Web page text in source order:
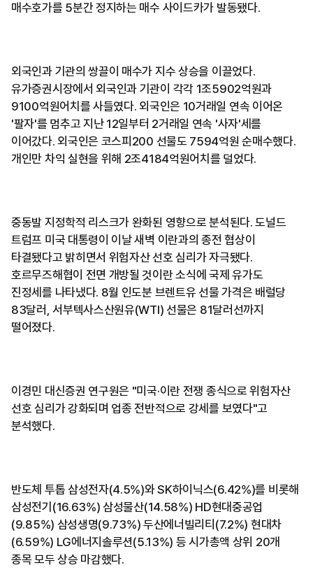
매수호가를 5분간 정지하는 매수 사이드카가 발동됐다.
외국인과 기관의 쌍끌이 매수가 지수 상승을 이끌었다.
유가증권시장에서 외국인과 기관이 각각 1조5902억원과
9100억원어치를 사들였다. 외국인은 10거래일 연속 이어온
'팔자'를 멈추고 지난 12일부터 2거래일 연속 '사자'세를
이어갔다. 외국인은 코스피200 선물도 7594억원 순매수했다.
개인만 차익 실현을 위해 2조4184억원어치를 덜었다.
중동발 지정학적 리스크가 완화된 영향으로 분석된다. 도널드
트럼프 미국 대통령이 이날 새벽 이란과의 종전 협상이
타결됐다고 밝히면서 위험자산 선호 심리가 자극됐다.
호르무즈해협이 전면 개방될 것이란 소식에 국제 유가도
진정세를 나타냈다. 8월 인도분 브렌트유 선물 가격은 배럴당
83달러, 서부텍사스산원유(WTI) 선물은 81달러선까지
떨어졌다.
이경민 대신증권 연구원은 "미국·이란 전쟁 종식으로 위험자산
선호 심리가 강화되며 업종 전반적으로 강세를 보였다"고
분석했다.
반도체 투톱 삼성전자(4.5%)와 SK하이닉스(6.42%)를 비롯해
삼성전기(16.63%) 삼성물산(14.58%) HD현대중공업
(9.85%) 삼성생명(9.73%) 두산에너빌리티(7.2%) 현대차
(6.59%) LG에너지솔루션(5.13%) 등 시가총액 상위 20개
종목 모두 상승 마감했다.